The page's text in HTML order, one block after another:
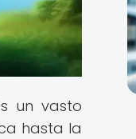
un vasto
hasta la